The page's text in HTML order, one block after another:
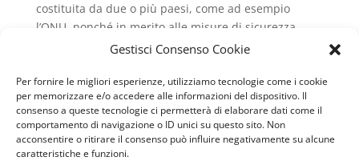
Gestisci Consenso Cookie
Per fornire le migliori esperienze, utilizziamo tecnologie come i cookie
per memorizzare e/o accedere alle informazioni del dispositivo. Il
consenso a queste tecnologie ci permetterà di elaborare dati come il
comportamento di navigazione o ID unici su questo sito. Non
acconsentire o ritirare il consenso può influire negativamente su alcune
caratteristiche e funzioni.
costituita da due o più paesi, come ad esempio
l’ONU, nonché in merito alle misure di sicurezza
adottate dal Titolare per proteggere i Dati.
Qualora abbia luogo uno dei trasferimenti appena
descritti, l’Utente può fare riferimento alle rispettive
sezioni di questo documento o chiedere informazioni
al Titolare contattandolo agli estremi riportati in
apertura.